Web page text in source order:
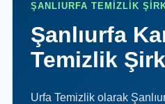
ŞANLIURFA TEMİZLİK
Şanlıurfa
Temizlik
Urfa Temizlik olarak